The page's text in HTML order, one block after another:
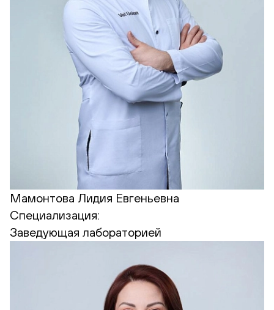
Мамонтова Лидия Евгеньевна
Специализация:
Заведующая лабораторией